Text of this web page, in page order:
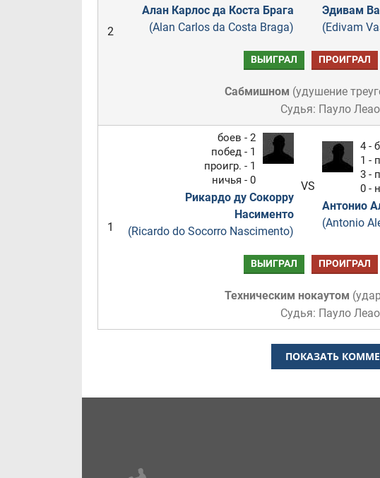
2
Алан Карлос да Коста Брага
(Alan Carlos da Costa Braga)
Эдивам
(Edivam
ВЫИГРАЛ ПРОИГРАЛ
Сабмишном (удушение
Судья: Пауло Леао
1
боев - 2
побед - 1
проигр. - 1
ничья - 0
Рикардо ду Сокорру
Насименто
(Ricardo do Socorro Nascimento)
VS
4 -
1 -
3 -
0 -
Антонио
(Antonio
ВЫИГРАЛ ПРОИГРАЛ
Техническим нокаутом (
Судья: Пауло Леао
ПОКАЗАТЬ